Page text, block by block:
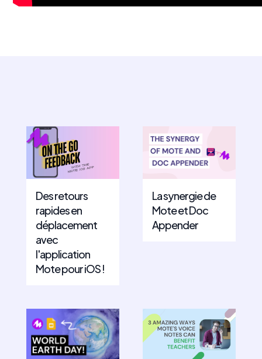
Des retours
rapides en
déplacement
avec
l'application
Mote pour iOS !
La synergie de
Mote et Doc
Appender